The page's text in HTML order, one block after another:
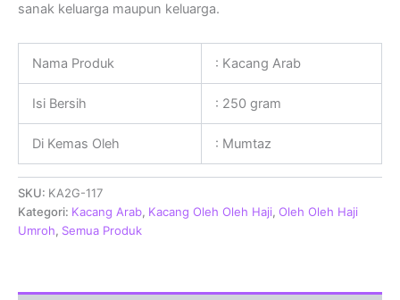
sanak keluarga maupun keluarga.
Nama Produk : Kacang Arab
Isi Bersih : 250 gram
Di Kemas Oleh : Mumtaz
SKU: KA2G-117
Kategori: Kacang Arab, Kacang Oleh Oleh Haji, Oleh Oleh Haji
Umroh, Semua Produk